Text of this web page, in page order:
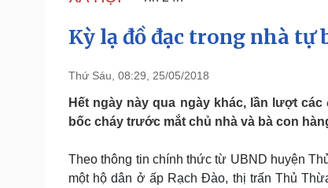
Tổ chức nhân sự
Nhận diện sự thật
Dấu ấn VOV
Pháp luật
Vụ án
Tư vấn luật
Quân sự - Quốc
Vũ khí
Phân tích
Kỳ lạ đồ đạc trong nhà tự
Thứ Sáu, 08:29, 25/05/2018
Hết ngày này qua ngày khác, lần lượt
bốc cháy trước mắt chủ nhà và bà con
Theo thông tin chính thức từ UBND huyện
một hộ dân ở ấp Rạch Đào, thị trấn Thủ